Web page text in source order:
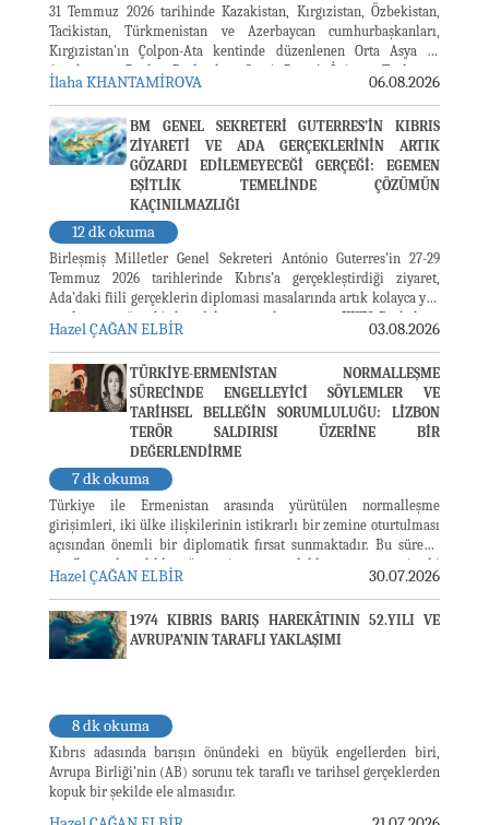
31 Temmuz 2026 tarihinde Kazakistan, Kırgızistan, Özbekistan,
Tacikistan, Türkmenistan ve Azerbaycan cumhurbaşkanları,
Kırgızistan'ın Çolpon-Ata kentinde düzenlenen Orta Asya ve
Azerbaycan Devlet Başkanları Gayri Resmî İstişare Toplantısı
kapsamında bir araya geldi.
İlaha KHANTAMİROVA 06.08.2026
BM GENEL SEKRETERİ GUTERRES’İN KIBRIS
ZİYARETİ VE ADA GERÇEKLERİNİN ARTIK
GÖZARDI EDİLEMEYECEĞİ GERÇEĞİ: EGEMEN
EŞİTLİK TEMELİNDE ÇÖZÜMÜN
KAÇINILMAZLIĞI
12 dk okuma
Birleşmiş Milletler Genel Sekreteri António Guterres’in 27-29
Temmuz 2026 tarihlerinde Kıbrıs’a gerçekleştirdiği ziyaret,
Ada’daki fiilî gerçeklerin diplomasi masalarında artık kolayca yok
sayılamayacağını bir kez daha ortaya koymuştur. KKTC Başbakanı
Ünal Üstel’in bu ziyarete ilişkin değerlendirmesi, “Guterres’in
Kıbrıs ziyareti, ada gerçeklerinin artık gözardı edilemeyeceğini
göstermiştir” ifadesiyle sürecin özünü en açık biçimde ...
Hazel ÇAĞAN ELBİR 03.08.2026
TÜRKİYE-ERMENİSTAN NORMALLEŞME
SÜRECİNDE ENGELLEYİCİ SÖYLEMLER VE
TARİHSEL BELLEĞİN SORUMLULUĞU: LİZBON
TERÖR SALDIRISI ÜZERİNE BİR
DEĞERLENDİRME
7 dk okuma
Türkiye ile Ermenistan arasında yürütülen normalleşme
girişimleri, iki ülke ilişkilerinin istikrarlı bir zemine oturtulması
açısından önemli bir diplomatik fırsat sunmaktadır. Bu süreçte
tarafların karşılıklı güven inşasına odaklanması, geçmişteki
travmatik olayların objektif bir şekilde ele alınmasını ve çağdaş
siyasal iletişimde nefret veya yüceltme dilinden uzak durulmasını
gerektirmektedir. Ancak 27 Temmuz 2026 ...
Hazel ÇAĞAN ELBİR 30.07.2026
1974 KIBRIS BARIŞ HAREKÂTININ 52.YILI VE
AVRUPA’NIN TARAFLI YAKLAŞIMI
8 dk okuma
Kıbrıs adasında barışın önündeki en büyük engellerden biri,
Avrupa Birliği’nin (AB) sorunu tek taraflı ve tarihsel gerçeklerden
kopuk bir şekilde ele almasıdır.